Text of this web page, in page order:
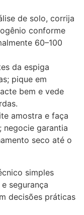
de solo, corrija
conforme
60–100
da espiga
pique em
bem e vede
amostra e faça
negocie garantia
seco até o
simples
segurança
decisões práticas